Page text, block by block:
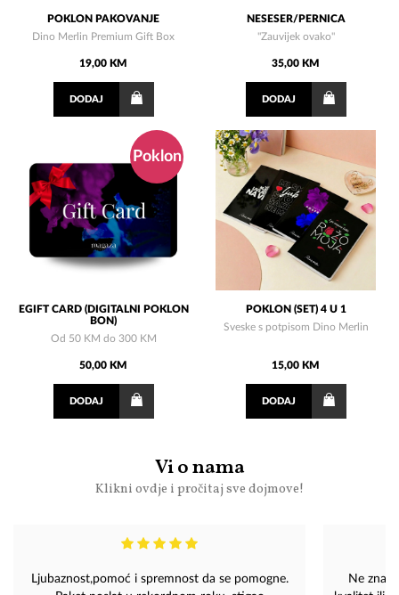
POKLON PAKOVANJE
Dino Merlin Premium Gift Box
19,00 KM
DODAJ
NESESER/PERNICA
"Zauvijek ovako"
35,00 KM
DODAJ
Poklon
EGIFT CARD (DIGITALNI POKLON
BON)
Od 50 KM do 300 KM
50,00 KM
DODAJ
POKLON (SET) 4 U 1
Sveske s potpisom Dino Merlin
15,00 KM
DODAJ
Vi o nama
Klikni ovdje i pročitaj sve dojmove!
Ljubaznost,pomoć i spremnost da se pomogne.
Ne znam sta bih ocjenila sa vecom